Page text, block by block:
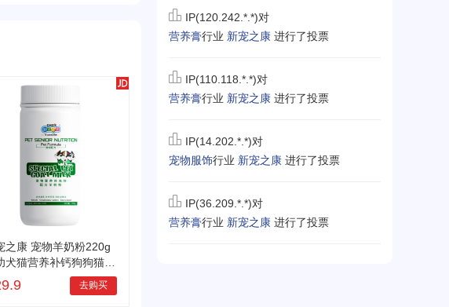
之康 宠物羊奶粉220g
犬猫营养补钙狗狗猫咪
补充剂
去购买
营养膏行业 新宠之康
营养膏行业新宠之康
宠物服饰行业 新宠之康
营养膏行业新宠之康